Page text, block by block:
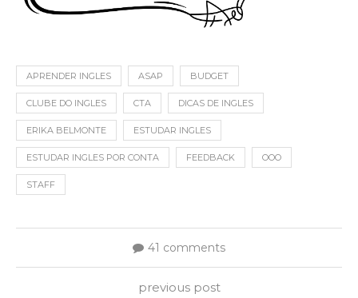
APRENDER INGLES ASAP BUDGET
CLUBE DO INGLES CTA DICAS DE INGLES
ERIKA BELMONTE ESTUDAR INGLES
ESTUDAR INGLES POR CONTA FEEDBACK OOO
STAFF
41 comments
previous post